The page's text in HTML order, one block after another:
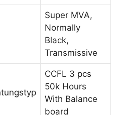
Super MVA,
Normally
Black,
Transmissive
CCFL 3 pcs
50k Hours
With Balance
board